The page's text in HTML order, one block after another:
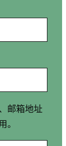
邮箱地址
。